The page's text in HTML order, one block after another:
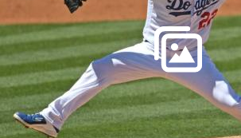
m
p
a
r
t
i
r